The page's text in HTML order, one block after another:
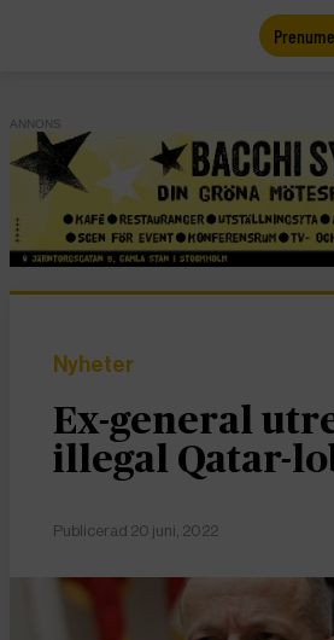
ANNONS
Nyheter
Ex-general
illegal Qatar-
Publicerad 20 juni, 2022